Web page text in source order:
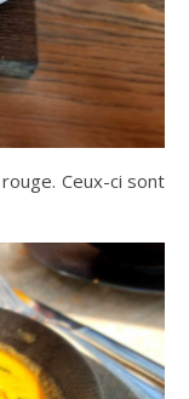
Ceux-ci sont